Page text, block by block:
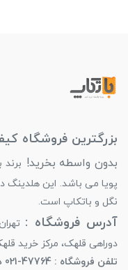
بزرگترین فروشگاه
بدون واسطه بخرید!
پویا می باشد. این هلدینگ
نگل و باتکاپ است.
آدرس فروشگاه :
دوراهی قلهک، مرکز خرید
تلفن فروشگاه : 47764-021 داخلی 120